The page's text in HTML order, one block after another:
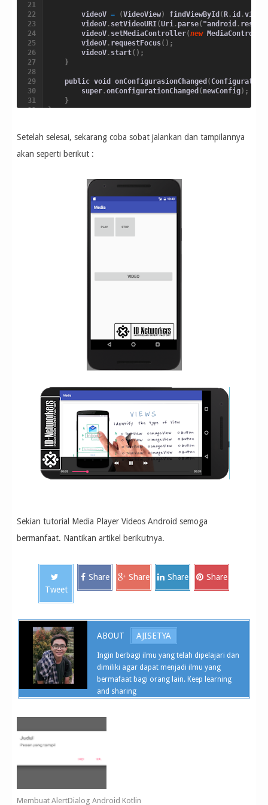
        videoV
= (VideoView) findViewById ( R.id .
        videoV
. setVideoURI(Uri. parse( "android .
        videoV
. setMediaController(new
        videoV
. requestFocus( ) ;
        videoV
. start( ) ;
}
    public void onConfigurasionChanged
( Configuration
        super
.onConfigurationChanged ( newConfig) ;
}
}
Setelah selesai, sekarang coba sobat jalankan dan tampilannya
akan seperti berikut :
Sekian tutorial Media Player Videos Android semoga
bermanfaat. Nantikan artikel berikutnya.
Tweet
Share Share Share Share
ABOUT AJISETYA
Ingin berbagi ilmu yang telah dipelajari dan
dimiliki agar dapat menjadi ilmu yang
bermafaat bagi orang lain. Keep learning
and sharing
Membuat AlertDialog Android Kotlin